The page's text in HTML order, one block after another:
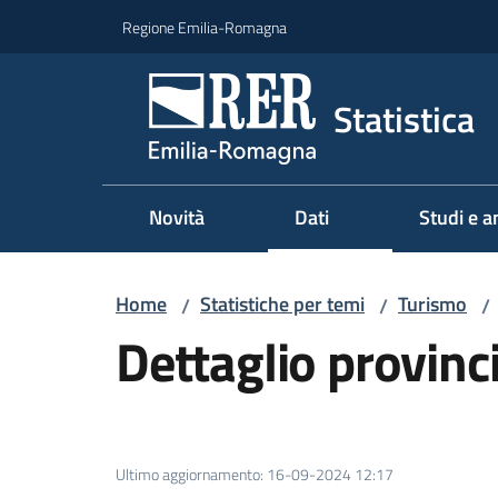
Regione Emilia-Romagna
Statistica
Novità Dati Studi e
Home / Statistiche per temi / Turismo /
Dettaglio
Ultimo aggiornamento: 16-09-2024 12:17